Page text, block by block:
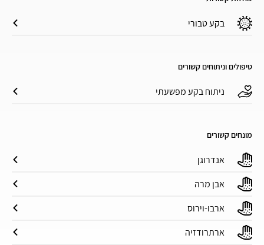
בקע טבורי
טיפולים וניתוחים קשורים
ניתוח בקע מפשעתי
מונחים קשורים
אנדרוגן
אבן מרה
ארבו-וירוס
ארתרודזיה